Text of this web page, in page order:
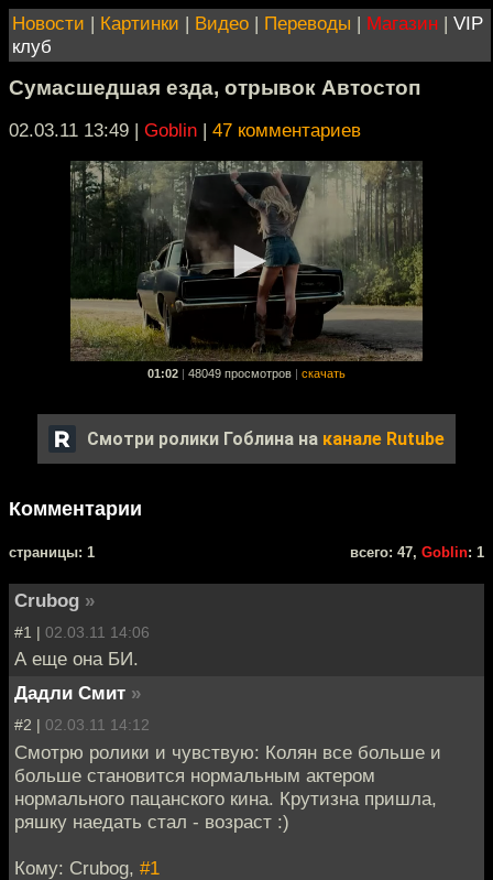
Новости | Картинки | Видео | Переводы | Магазин | VIP
клуб
Сумасшедшая езда, отрывок Автостоп
02.03.11 13:49 | Goblin | 47 комментариев
01:02 48049 просмотров скачать
Смотри ролики Гоблина на канале Rutube
Комментарии
cтраницы: 1 всего: 47, Goblin: 1
Crubog »
#1 | 02.03.11 14:06
А еще она БИ.
Дадли Смит »
#2 | 02.03.11 14:12
Смотрю ролики и чувствую: Колян все больше и
больше становится нормальным актером
нормального пацанского кина. Крутизна пришла,
ряшку наедать стал - возраст :)
Кому: Crubog, #1